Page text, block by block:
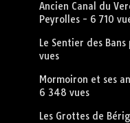
Ancien Canal du
Peyrolles- 6 710
Le Sentier des
vues
Mormoiron et ses
6 348 vues
Les Grottes de